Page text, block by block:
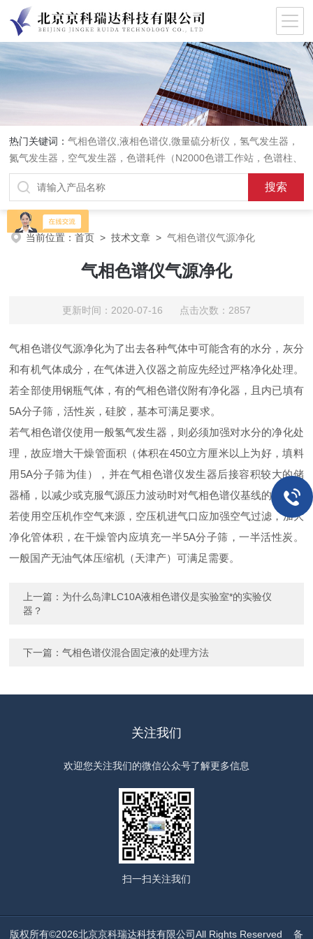
热门关键词：气相色谱仪,液相色谱仪,微量硫分析仪，氢气发生器，
氮气发生器，空气发生器，色谱耗件（N2000色谱工作站，色谱柱、
阀件、进样器、色谱担体），顶空进样器，热解析仪，紫外分光光度
计，原子吸收分光光度计，傅立叶红外光谱仪，分析天平等常规实验
室产品。
当前位置：首页 >技术文章 >气相色谱仪气源净化
气相色谱仪气源净化
更新时间：2020-07-16 点击次数：2857
气相色谱仪气源净化为了出去各种气体中可能含有的水分，灰分
和有机气体成分，在气体进入仪器之前应先经过严格净化处理。
若全部使用钢瓶气体，有的气相色谱仪附有净化器，且内已填有
5A分子筛，活性炭，硅胶，基本可满足要求。
若气相色谱仪使用一般氢气发生器，则必须加强对水分的净化处
理，故应增大干燥管面积（体积在450立方厘米以上为好，填料
用5A分子筛为佳），并在气相色谱仪发生器后接容积较大的储
器桶，以减少或克服气源压力波动时对气相色谱仪基线的影响。
若使用空压机作空气来源，空压机进气口应加强空气过滤，加大
净化管体积，在干燥管内应填充一半5A分子筛，一半活性炭。
一般国产无油气体压缩机（天津产）可满足需要。
上一篇： 为什么岛津LC10A液相色谱仪是实验室*的实验仪
器？
下一篇：气相色谱仪混合固定液的处理方法
关注我们
欢迎您关注我们的微信公众号了解更多信息
扫一扫关注我们
版权所有©2026北京京科瑞达科技有限公司All Rights Reserved 备